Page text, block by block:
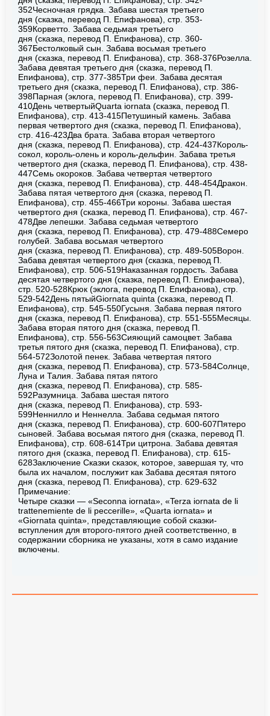
352Чесночная грядка. Забава шестая третьего
дня (сказка, перевод П. Епифанова), стр. 353-
359Корветто. Забава седьмая третьего
дня (сказка, перевод П. Епифанова), стр. 360-
367Бестолковый сын. Забава восьмая третьего
дня (сказка, перевод П. Епифанова), стр. 368-376Розелла.
Забава девятая третьего дня (сказка, перевод П.
Епифанова), стр. 377-385Три феи. Забава десятая
третьего дня (сказка, перевод П. Епифанова), стр. 386-
398Парная (эклога, перевод П. Епифанова), стр. 399-
410День четвертыйQuarta iornata (сказка, перевод П.
Епифанова), стр. 413-415Петушиный камень. Забава
первая четвертого дня (сказка, перевод П. Епифанова),
стр. 416-423Два брата. Забава вторая четвертого
дня (сказка, перевод П. Епифанова), стр. 424-437Король-
сокол, король-олень и король-дельфин. Забава третья
четвертого дня (сказка, перевод П. Епифанова), стр. 438-
447Семь окороков. Забава четвертая четвертого
дня (сказка, перевод П. Епифанова), стр. 448-454Дракон.
Забава пятая четвертого дня (сказка, перевод П.
Епифанова), стр. 455-466Три короны. Забава шестая
четвертого дня (сказка, перевод П. Епифанова), стр. 467-
478Две лепешки. Забава седьмая четвертого
дня (сказка, перевод П. Епифанова), стр. 479-488Семеро
голубей. Забава восьмая четвертого
дня (сказка, перевод П. Епифанова), стр. 489-505Ворон.
Забава девятая четвертого дня (сказка, перевод П.
Епифанова), стр. 506-519Наказанная гордость. Забава
десятая четвертого дня (сказка, перевод П. Епифанова),
стр. 520-528Крюк (эклога, перевод П. Епифанова), стр.
529-542День пятыйGiornata quinta (сказка, перевод П.
Епифанова), стр. 545-550Гусыня. Забава первая пятого
дня (сказка, перевод П. Епифанова), стр. 551-555Месяцы.
Забава вторая пятого дня (сказка, перевод П.
Епифанова), стр. 556-563Сияющий самоцвет. Забава
третья пятого дня (сказка, перевод П. Епифанова), стр.
564-572Золотой пенек. Забава четвертая пятого
дня (сказка, перевод П. Епифанова), стр. 573-584Солнце,
Луна и Талия. Забава пятая пятого
дня (сказка, перевод П. Епифанова), стр. 585-
592Разумница. Забава шестая пятого
дня (сказка, перевод П. Епифанова), стр. 593-
599Неннилло и Неннелла. Забава седьмая пятого
дня (сказка, перевод П. Епифанова), стр. 600-607Пятеро
сыновей. Забава восьмая пятого дня (сказка, перевод П.
Епифанова), стр. 608-614Три цитрона. Забава девятая
пятого дня (сказка, перевод П. Епифанова), стр. 615-
628Заключение Сказки сказок, которое, завершая ту, что
была их началом, послужит как Забава десятая пятого
дня (сказка, перевод П. Епифанова), стр. 629-632
Примечание:
Четыре сказки — «Seconna iornata», «Terza iornata de li
trattenemiente de li peccerille», «Quarta iornata» и
«Giornata quinta», представляющие собой сказки-
вступления для второго-пятого дней соответственно, в
содержании сборника не указаны, хотя в само издание
включены.